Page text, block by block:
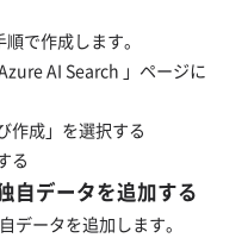
で作成します。
AI Search 」ページに
作成」を選択する
る
自データを追加する
ータを追加します。